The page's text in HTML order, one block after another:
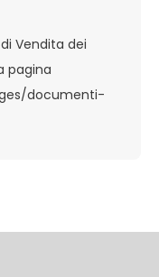
Vendita dei
pagina
documenti-